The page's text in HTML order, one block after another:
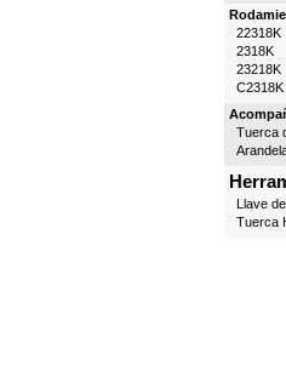
22318K
2318K
23218K
C2318K
Tuerca
Llave
Tuerca